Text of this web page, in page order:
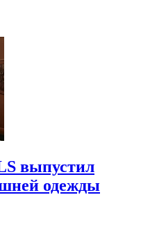
выпустил
одежды